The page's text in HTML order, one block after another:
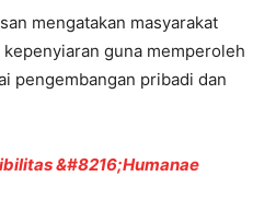
mengatakan masyarakat
guna memperoleh
pengembangan pribadi dan
&#8216;Humanae